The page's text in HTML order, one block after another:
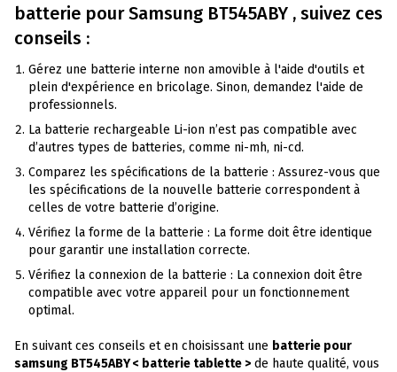
batterie pourSamsung BT545ABY , suivez ces
conseils :
Gérez une batterie interne non amovible à l'aide d'outils et
plein d'expérience en bricolage. Sinon, demandez l'aide de
professionnels.
La batterie rechargeable Li-ion n’est pas compatible avec
d’autres types de batteries, comme ni-mh, ni-cd.
Comparez les spécifications de la batterie : Assurez-vous que
les spécifications de la nouvelle batterie correspondent à
celles de votre batterie d’origine.
Vérifiez la forme de la batterie : La forme doit être identique
pour garantir une installation correcte.
Vérifiez la connexion de la batterie : La connexion doit être
compatible avec votre appareil pour un fonctionnement
optimal.
En suivant ces conseils et en choisissant une batterie pour
samsung BT545ABY < batterie tablette > de haute qualité, vous